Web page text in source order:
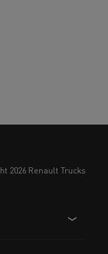
2026 Renault Trucks